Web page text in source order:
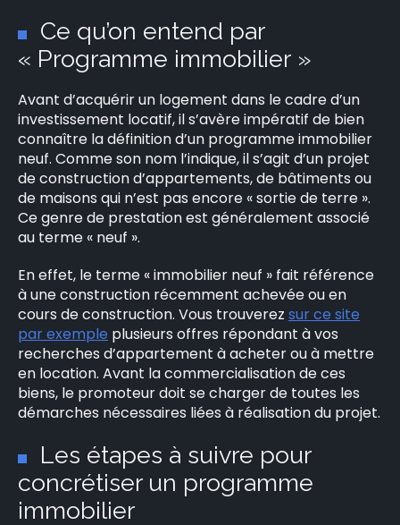
Ce qu’on entend par
« Programme immobilier »
Avant d’acquérir un logement dans le cadre d’un
investissement locatif, il s’avère impératif de bien
connaître la définition d’un programme immobilier
neuf. Comme son nom l’indique, il s’agit d’un projet
de construction d’appartements, de bâtiments ou
de maisons qui n’est pas encore « sortie de terre ».
Ce genre de prestation est généralement associé
au terme « neuf ».
En effet, le terme « immobilier neuf » fait référence
à une construction récemment achevée ou en
cours de construction. Vous trouverez sur ce site
par exemple plusieurs offres répondant à vos
recherches d’appartement à acheter ou à mettre
en location. Avant la commercialisation de ces
biens, le promoteur doit se charger de toutes les
démarches nécessaires liées à réalisation du projet.
Les étapes à suivre pour
concrétiser un programme
immobilier